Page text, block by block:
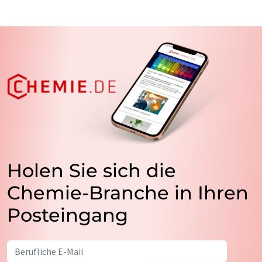
Holen Sie sich die
Chemie-Branche in Ihren
Posteingang